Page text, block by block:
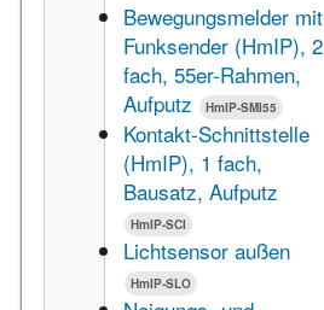
Bewegungsmelder mit
Funksender (HmIP), 2
fach, 55er-Rahmen,
Aufputz
HmIP-SMI55
Kontakt-Schnittstelle
(HmIP), 1 fach,
Bausatz, Aufputz
HmIP-SCI
Lichtsensor außen
HmIP-SLO